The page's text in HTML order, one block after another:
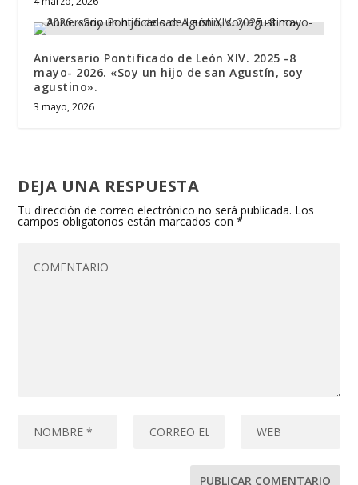
Aniversario Pontificado de León XIV. 2025 -8
mayo- 2026. «Soy un hijo de san Agustín, soy
agustino».
3 mayo, 2026
DEJA UNA RESPUESTA
Tu dirección de correo electrónico no será publicada. Los
campos obligatorios están marcados con*